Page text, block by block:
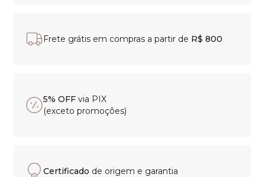
Frete grátis em compras a partir de R$ 800
5% OFF via PIX
(exceto promoções)
Certificado de origem e garantia